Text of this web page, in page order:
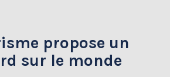
propose un
sur le monde